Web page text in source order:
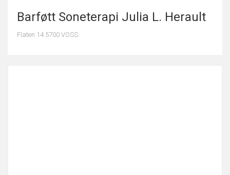
Barføtt Soneterapi Julia L. Herault
Flaten 14 5700 VOSS